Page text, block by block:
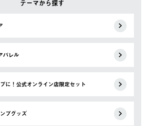
テーマから探す
パレル
に！公式オンライン店限定セット
プグッズ